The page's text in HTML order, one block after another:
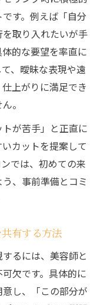
す。例えば「自分
取り入れたいが手
的な要望を率直に
、曖昧な表現や遠
上がりに満足でき
。
が苦手」と正直に
カットを提案して
では、初めての来
、事前準備とコミ
有する方法
るには、美容師と
欠です。具体的に
し、「この部分が